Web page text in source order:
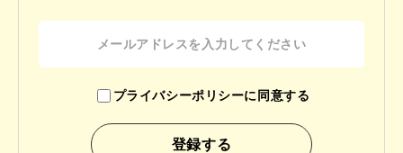
プライバシーポリシーに同意する